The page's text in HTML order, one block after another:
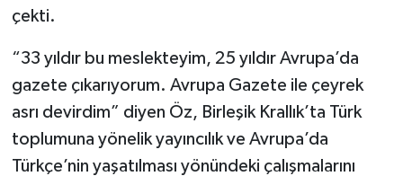
çekti.
“33 yıldır bu meslekteyim, 25 yıldır Avrupa’da
gazete çıkarıyorum. Avrupa Gazete ile çeyrek
asrı devirdim” diyen Öz, Birleşik Krallık’ta Türk
toplumuna yönelik yayıncılık ve Avrupa’da
Türkçe’nin yaşatılması yönündeki çalışmalarını